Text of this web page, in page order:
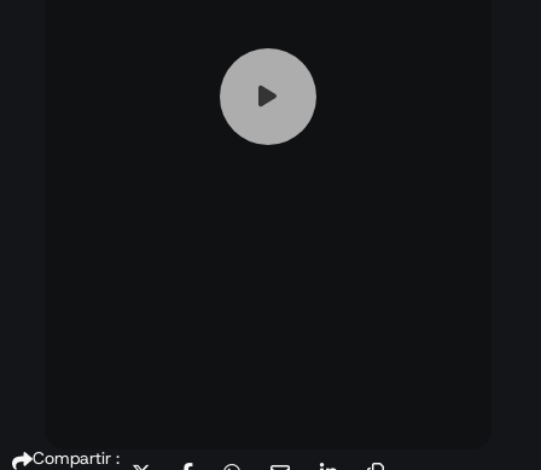
Compartir :